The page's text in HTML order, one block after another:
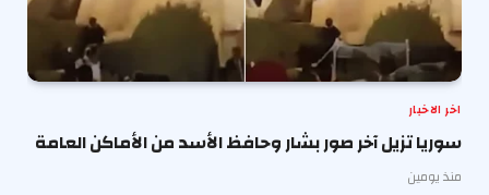
اخر الاخبار
سوريا تزيل آخر صور بشار وحافظ الأسد من الأماكن العامة
منذ يومين